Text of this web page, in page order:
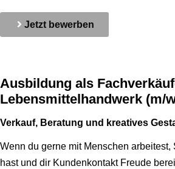
Jetzt bewerben
Ausbildung als
Lebensmittelhandwerk (m/
Verkauf, Beratung und kreatives
Wenn du gerne mit Menschen arbeitest,
hast und dir Kundenkontakt Freude